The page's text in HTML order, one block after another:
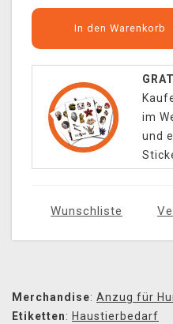
In den Warenkorb
im
und
Wunschliste
Merchandise: Anzug für
Etiketten: Haustierbedarf